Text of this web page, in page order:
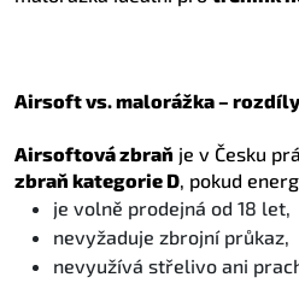
Airsoft vs. malorážka –
Airsoftová zbraň je v Česku
zbraň kategorie D , pokud
je volně prodejná od 18 let,
nevyžaduje zbrojní průkaz,
nevyužívá střelivo ani